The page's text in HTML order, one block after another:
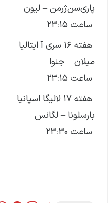
پاری‌سن‌ژرمن – لیون
ساعت ۲۳:۱۵
هفته ۱۶ سری آ ایتالیا
میلان – جنوا
ساعت ۲۳:۱۵
هفته ۱۷ لالیگا اسپانیا
بارسلونا – لگانس
ساعت ۲۳:۳۰